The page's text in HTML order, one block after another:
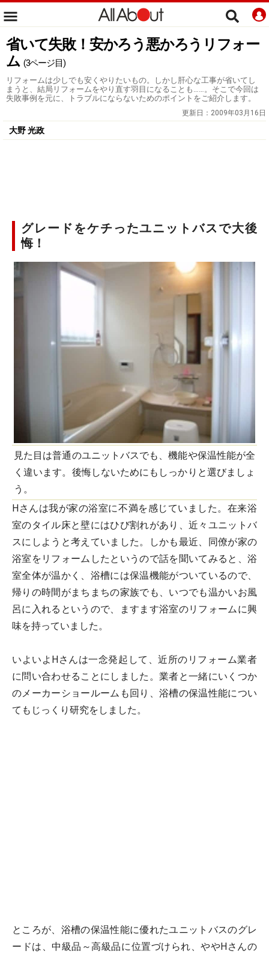
省いて失敗！安かろう悪かろうリフォー
ム (3ページ目)
リフォームは少しでも安くやりたいもの。しかし肝心な工事が省いてし
まうと、結局リフォームをやり直す羽目になることも……。そこで今回は
失敗事例を元に、トラブルにならないためのポイントをご紹介します。
更新日： 2009年03月16日
大野 光政
グレードをケチったユニットバスで大後
悔！
見た目は普通のユニットバスでも、機能や保温性能が全
く違います。後悔しないためにもしっかりと選びましょ
う。
Hさんは我が家の浴室に不満を感じていました。在来浴
室のタイル床と壁にはひび割れがあり、近々ユニットバ
スにしようと考えていました。しかも最近、同僚が家の
浴室をリフォームしたというので話を聞いてみると、浴
室全体が温かく、浴槽には保温機能がついているので、
帰りの時間がまちまちの家族でも、いつでも温かいお風
呂に入れるというので、ますます浴室のリフォームに興
味を持っていました。
いよいよHさんは一念発起して、近所のリフォーム業者
に問い合わせることにしました。業者と一緒にいくつか
のメーカーショールームも回り、浴槽の保温性能につい
てもじっくり研究をしました。
ところが、浴槽の保温性能に優れたユニットバスのグレ
ードは、中級品～高級品に位置づけられ、ややHさんの